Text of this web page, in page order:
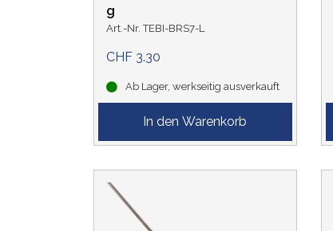
g
Art.-Nr. TEBI-BRS7-L
CHF 3.30
Ab Lager, werkseitig ausverkauft